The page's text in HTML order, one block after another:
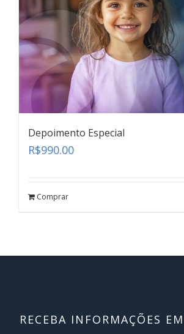
Depoimento Especial
R$990.00
Comprar
RECEBA INFORMAÇÕES